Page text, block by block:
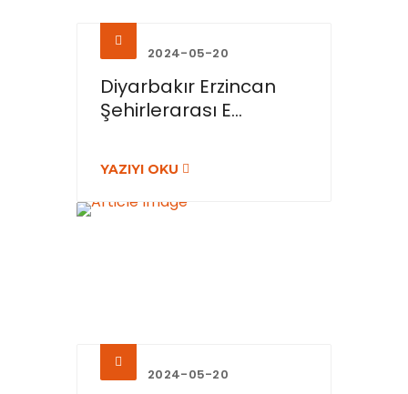
2024-05-20
Diyarbakır Erzincan
Şehirlerarası E...
YAZIYI OKU
2024-05-20